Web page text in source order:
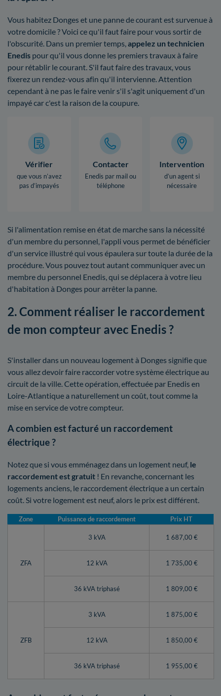
Vous habitez Donges et une panne de courant est survenue à
votre domicile ? Voici ce qu'il faut faire pour vous sortir de
l'obscurité. Dans un premier temps, appelez un technicien
Enedis pour qu'il vous donne les premiers travaux à faire
pour rétablir le courant. S'il faut faire des travaux, vous
fixerez un rendez-vous afin qu'il intervienne. Attention
cependant à ne pas le faire venir s'il s'agit uniquement d'un
impayé car c'est la raison de la coupure.
Vérifier
que vous n’avez
pas d’impayés
Contacter
Enedis par mail ou
téléphone
Intervention
d’un agent si
nécessaire
Si l'alimentation remise en état de marche sans la nécessité
d'un membre du personnel, l'appli vous permet de bénéficier
d'un service illustré qui vous épaulera sur toute la durée de la
procédure. Vous pouvez tout autant communiquer avec un
membre du personnel Enedis, qui se déplacera à votre lieu
d'habitation à Donges pour arrêter la panne.
2. Comment réaliser le raccordement
de mon compteur avec Enedis ?
S'installer dans un nouveau logement à Donges signifie que
vous allez devoir faire raccorder votre système électrique au
circuit de la ville. Cette opération, effectuée par Enedis en
Loire-Atlantique a naturellement un coût, tout comme la
mise en service de votre compteur.
A combien est facturé un raccordement
électrique ?
Notez que si vous emménagez dans un logement neuf, le
raccordement est gratuit ! En revanche, concernant les
logements anciens, le raccordement électrique a un certain
coût. Si votre logement est neuf, alors le prix est différent.
Zone Puissance de raccordement Prix HT
ZFA
3 kVA 1 687,00 €
12 kVA 1 735,00 €
36 kVA triphasé 1 809,00 €
ZFB
3 kVA 1 875,00 €
12 kVA 1 850,00 €
36 kVA triphasé 1 955,00 €